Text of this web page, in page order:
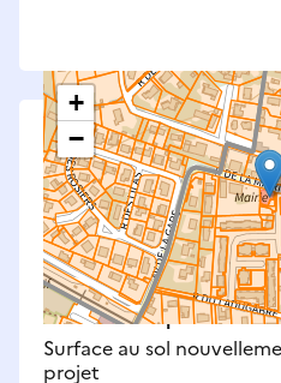
+
−Saisissez les
Surfaces à prendre
espaces verts, remblais
définitifs et temporaires
Nouveaux impacts
Surface au sol
projet